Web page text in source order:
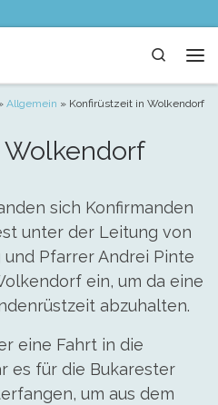
Search
Allgemein » Konfirüstzeit in Wolkendorf
Wolkendorf
sich Konfirmanden
unter der Leitung von
Pfarrer Andrei Pinte
ein, um da eine
abzuhalten.
eine Fahrt in die
es für die Bukarester
um aus dem